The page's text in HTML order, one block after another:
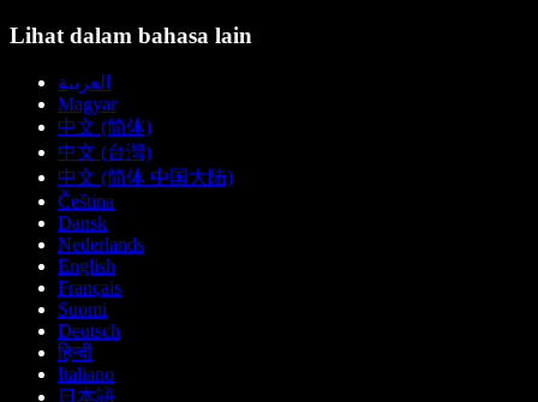
Lihat dalam bahasa lain
العربية
Magyar
中文 (简体)
中文 (台灣)
中文 (简体 中国大陆)
Čeština
Dansk
Nederlands
English
Français
Suomi
Deutsch
हिन्दी
Italiano
日本語